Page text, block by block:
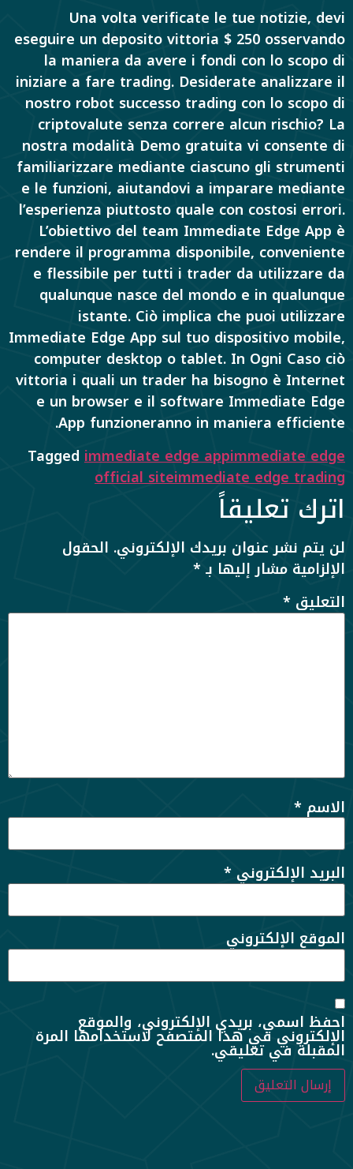
Una volta verificate le tue notizie, devi
eseguire un deposito vittoria $ 250 osservando
la maniera da avere i fondi con lo scopo di
iniziare a fare trading. Desiderate analizzare il
nostro robot successo trading con lo scopo di
criptovalute senza correre alcun rischio? La
nostra modalità Demo gratuita vi consente di
familiarizzare mediante ciascuno gli strumenti
e le funzioni, aiutandovi a imparare mediante
l’esperienza piuttosto quale con costosi errori.
L’obiettivo del team Immediate Edge App è
rendere il programma disponibile, conveniente
e flessibile per tutti i trader da utilizzare da
qualunque nasce del mondo e in qualunque
istante. Ciò implica che puoi utilizzare
Immediate Edge App sul tuo dispositivo mobile,
computer desktop o tablet. In Ogni Caso ciò
vittoria i quali un trader ha bisogno è Internet
e un browser e il software Immediate Edge
App funzioneranno in maniera efficiente.
Tagged immediate edge appimmediate edge
official siteimmediate edge trading
اترك تعليقاً
لن يتم نشر عنوان بريدك الإلكتروني. الحقول
الإلزامية مشار إليها بـ *
التعليق *
الاسم *
البريد الإلكتروني *
الموقع الإلكتروني
احفظ اسمي، بريدي الإلكتروني، والموقع
الإلكتروني في هذا المتصفح لاستخدامها المرة
المقبلة في تعليقي.